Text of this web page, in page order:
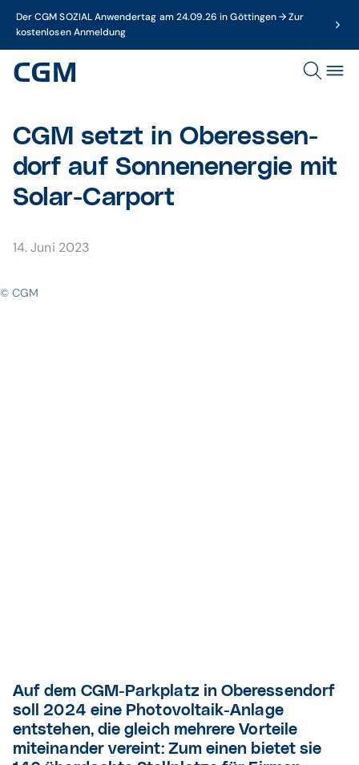
Der CGM SOZIAL Anwendertag am 24.09.26 in Göttingen → Zur
kostenlosen Anmeldung
CGM setzt in Ober­essen­
dorf auf Sonnen­energie mit
Solar-Carport
14. Juni 2023
© CGM
Auf dem CGM-Parkplatz in Oberessendorf
soll 2024 eine Photovoltaik-Anlage
entstehen, die gleich mehrere Vorteile
miteinander vereint: Zum einen bietet sie